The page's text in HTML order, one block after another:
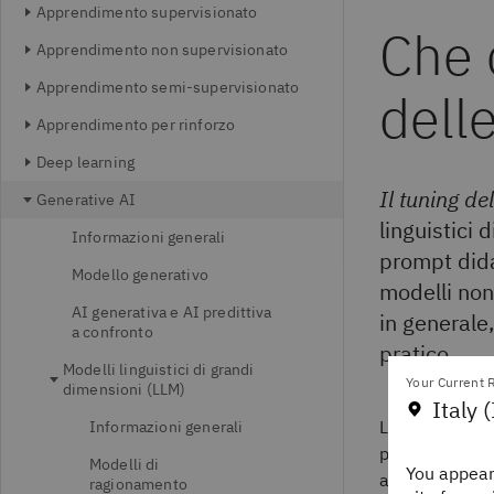
Apprendimento supervisionato
Apprendimento non supervisionato
Apprendimento semi-supervisionato
Apprendimento per rinforzo
Deep learning
Generative AI
Informazioni generali
Modello generativo
AI generativa e AI predittiva
a confronto
Modelli linguistici di grandi
dimensioni (LLM)
Informazioni generali
Modelli di
ragionamento
Il tuning
linguistici
prompt
modelli
in
pratico.
punto delle
attività
Your Current
Italy
You